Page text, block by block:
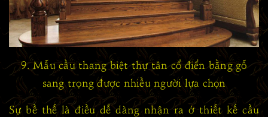
9. Mẫu cầu thang biệt thự tân cổ điển bằng gỗ
sang trọng được nhiều người lựa chọn
Sự bề thế là điều dễ dàng nhận ra ở thiết kế cầu